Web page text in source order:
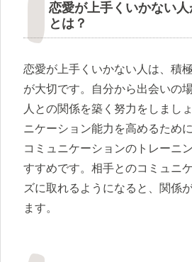
恋愛が上手くいかない
とは？
恋愛が上手くいかない人は、積
が大切です。自分から出会いの
人との関係を築く努力をしまし
ニケーション能力を高めるため
コミュニケーションのトレーニ
すすめです。相手とのコミュニ
ズに取れるようになると、関係
ます。